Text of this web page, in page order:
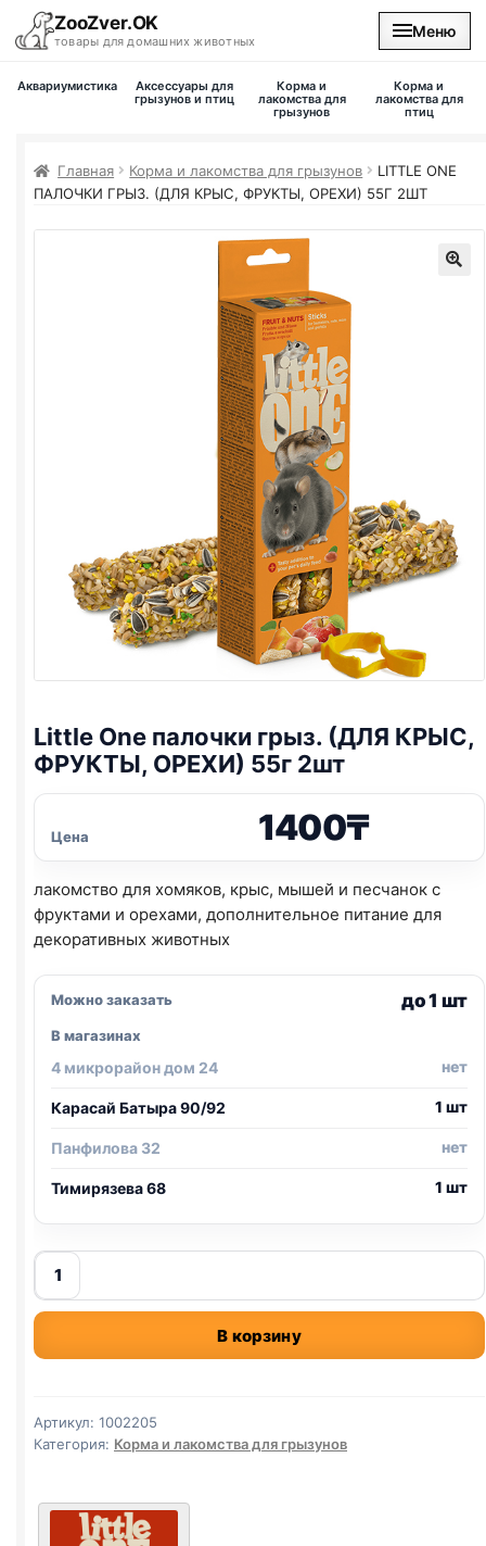
ZooZver.OK
товары для домашних животных
Меню
На главную
Аквариумистика
Аксессуары для
грызунов и птиц
Корма и
лакомства для
грызунов
Корма и
лакомства для
птиц
Главная Корма и лакомства для грызунов
LITTLE ONE
ПАЛОЧКИ ГРЫЗ. (ДЛЯ КРЫС, ФРУКТЫ, ОРЕХИ) 55Г 2ШТ
Little One палочки грыз. (ДЛЯ КРЫС,
ФРУКТЫ, ОРЕХИ) 55г 2шт
Цена 1400₸
лакомство для хомяков, крыс, мышей и песчанок с
фруктами и орехами, дополнительное питание для
декоративных животных
Можно заказать до 1 шт
В магазинах
4 микрорайон дом 24 нет
Карасай Батыра 90/92 1 шт
Панфилова 32 нет
Тимирязева 68 1 шт
Количество
товара
Little
палочки
(ДЛЯ
КРЫС,
55г
В корзину
Артикул: 1002205
Категория: Корма и лакомства для грызунов